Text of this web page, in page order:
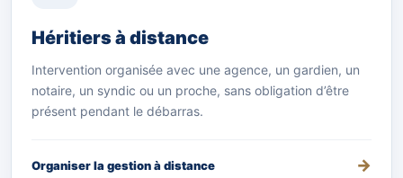
Héritiers à distance
Intervention organisée avec une agence, un gardien, un
notaire, un syndic ou un proche, sans obligation d’être
présent pendant le débarras.
Organiser la gestion à distance